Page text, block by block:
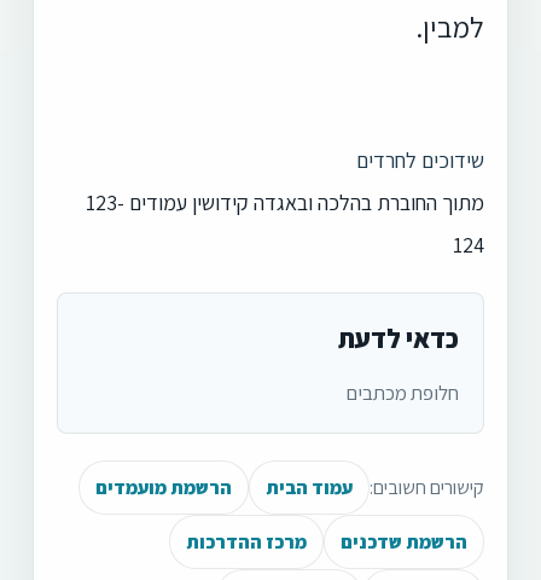
למבין.
שידוכים לחרדים
מתוך החוברת בהלכה ובאגדה קידושין עמודים 123-
124
כדאי לדעת
חלופת מכתבים
קישורים חשובים: עמוד הבית הרשמת מועמדים
הרשמת שדכנים מרכז ההדרכות